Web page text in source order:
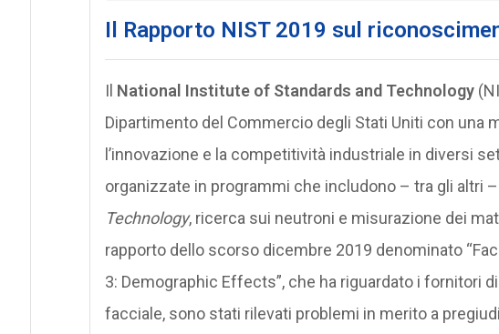
Il Rapporto NIST 2019 sul
Il National Institute of Standards and Technology
Dipartimento del Commercio degli Stati Uniti con una
l’innovazione e la competitività industriale in diversi
organizzate in programmi che includono – tra gli altri
Technology, ricerca sui neutroni e misurazione dei
rapporto dello scorso dicembre 2019 denominato
3: Demographic Effects”, che ha riguardato i fornitori
facciale, sono stati rilevati problemi in merito a